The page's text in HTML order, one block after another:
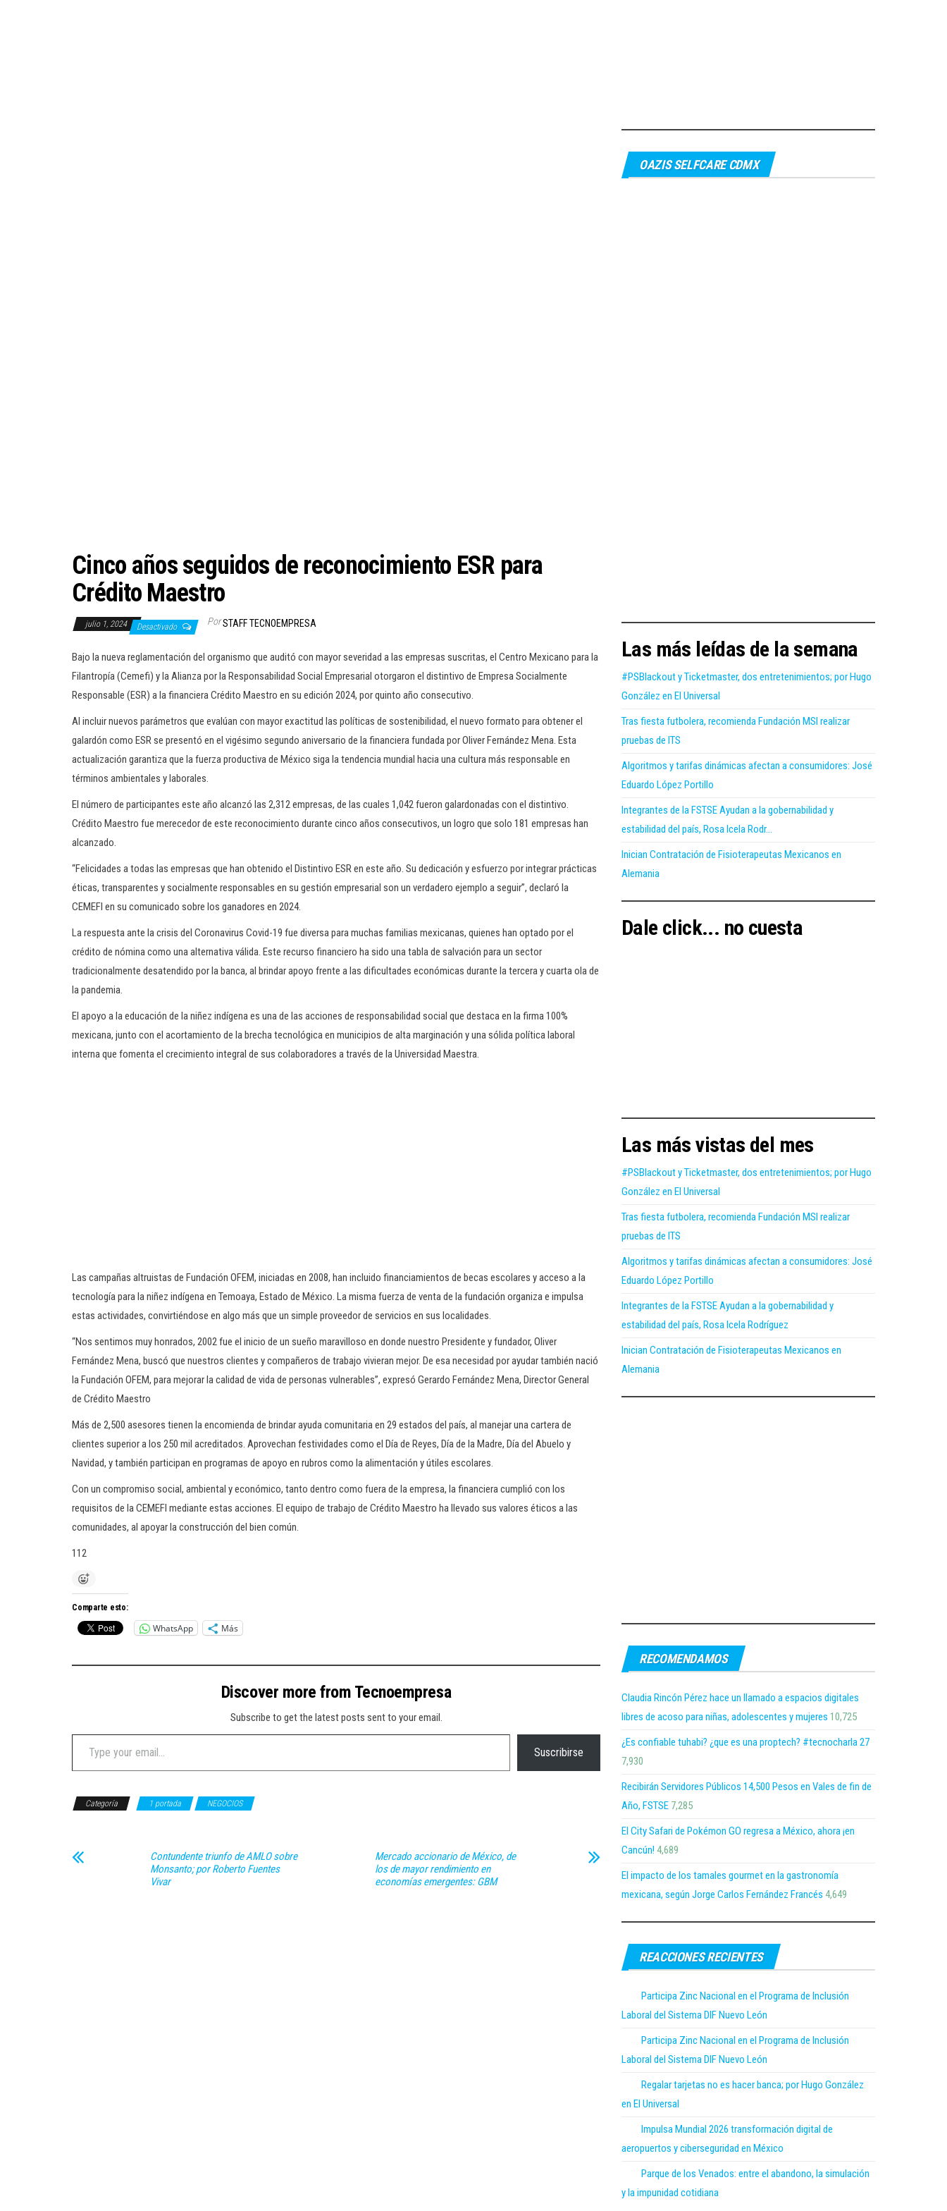
Cinco años seguidos de reconocimiento ESR para
Crédito Maestro
julio 1, 2024 Desactivado PorSTAFF TECNOEMPRESA
Bajo la nueva reglamentación del organismo que auditó con mayor severidad a las empresas suscritas, el Centro Mexicano para la
Filantropía (Cemefi) y la Alianza por la Responsabilidad Social Empresarial otorgaron el distintivo de Empresa Socialmente
Responsable (ESR) a la financiera Crédito Maestro en su edición 2024, por quinto año consecutivo.
Al incluir nuevos parámetros que evalúan con mayor exactitud las políticas de sostenibilidad, el nuevo formato para obtener el
galardón como ESR se presentó en el vigésimo segundo aniversario de la financiera fundada por Oliver Fernández Mena. Esta
actualización garantiza que la fuerza productiva de México siga la tendencia mundial hacia una cultura más responsable en
términos ambientales y laborales.
El número de participantes este año alcanzó las 2,312 empresas, de las cuales 1,042 fueron galardonadas con el distintivo.
Crédito Maestro fue merecedor de este reconocimiento durante cinco años consecutivos, un logro que solo 181 empresas han
alcanzado.
“Felicidades a todas las empresas que han obtenido el Distintivo ESR en este año. Su dedicación y esfuerzo por integrar prácticas
éticas, transparentes y socialmente responsables en su gestión empresarial son un verdadero ejemplo a seguir”, declaró la
CEMEFI en su comunicado sobre los ganadores en 2024.
La respuesta ante la crisis del Coronavirus Covid-19 fue diversa para muchas familias mexicanas, quienes han optado por el
crédito de nómina como una alternativa válida. Este recurso financiero ha sido una tabla de salvación para un sector
tradicionalmente desatendido por la banca, al brindar apoyo frente a las dificultades económicas durante la tercera y cuarta ola de
la pandemia.
El apoyo a la educación de la niñez indígena es una de las acciones de responsabilidad social que destaca en la firma 100%
mexicana, junto con el acortamiento de la brecha tecnológica en municipios de alta marginación y una sólida política laboral
interna que fomenta el crecimiento integral de sus colaboradores a través de la Universidad Maestra.
Las campañas altruistas de Fundación OFEM, iniciadas en 2008, han incluido financiamientos de becas escolares y acceso a la
tecnología para la niñez indígena en Temoaya, Estado de México. La misma fuerza de venta de la fundación organiza e impulsa
estas actividades, convirtiéndose en algo más que un simple proveedor de servicios en sus localidades.
“Nos sentimos muy honrados, 2002 fue el inicio de un sueño maravilloso en donde nuestro Presidente y fundador, Oliver
Fernández Mena, buscó que nuestros clientes y compañeros de trabajo vivieran mejor. De esa necesidad por ayudar también nació
la Fundación OFEM, para mejorar la calidad de vida de personas vulnerables”, expresó Gerardo Fernández Mena, Director General
de Crédito Maestro
Más de 2,500 asesores tienen la encomienda de brindar ayuda comunitaria en 29 estados del país, al manejar una cartera de
clientes superior a los 250 mil acreditados. Aprovechan festividades como el Día de Reyes, Día de la Madre, Día del Abuelo y
Navidad, y también participan en programas de apoyo en rubros como la alimentación y útiles escolares.
Con un compromiso social, ambiental y económico, tanto dentro como fuera de la empresa, la financiera cumplió con los
requisitos de la CEMEFI mediante estas acciones. El equipo de trabajo de Crédito Maestro ha llevado sus valores éticos a las
comunidades, al apoyar la construcción del bien común.
112
Comparte esto:
WhatsApp Más
Discover more from Tecnoempresa
Subscribe to get the latest posts sent to your email.
Type your email…
Suscribirse
Categoría 1 portada NEGOCIOS
Contundente triunfo de AMLO sobre
Monsanto; por Roberto Fuentes
Vivar
Mercado accionario de México, de
los de mayor rendimiento en
economías emergentes: GBM
OAZIS SELFCARE CDMX
Las más leídas de la semana
#PSBlackout y Ticketmaster, dos entretenimientos; por Hugo
González en El Universal
Tras fiesta futbolera, recomienda Fundación MSI realizar
pruebas de ITS
Algoritmos y tarifas dinámicas afectan a consumidores: José
Eduardo López Portillo
Integrantes de la FSTSE Ayudan a la gobernabilidad y
estabilidad del país, Rosa Icela Rodr...
Inician Contratación de Fisioterapeutas Mexicanos en
Alemania
Dale click... no cuesta
Las más vistas del mes
#PSBlackout y Ticketmaster, dos entretenimientos; por Hugo
González en El Universal
Tras fiesta futbolera, recomienda Fundación MSI realizar
pruebas de ITS
Algoritmos y tarifas dinámicas afectan a consumidores: José
Eduardo López Portillo
Integrantes de la FSTSE Ayudan a la gobernabilidad y
estabilidad del país, Rosa Icela Rodríguez
Inician Contratación de Fisioterapeutas Mexicanos en
Alemania
RECOMENDAMOS
Claudia Rincón Pérez hace un llamado a espacios digitales
libres de acoso para niñas, adolescentes y mujeres 10,725
¿Es confiable tuhabi? ¿que es una proptech? #tecnocharla 27
7,930
Recibirán Servidores Públicos 14,500 Pesos en Vales de fin de
Año, FSTSE 7,285
El City Safari de Pokémon GO regresa a México, ahora ¡en
Cancún! 4,689
El impacto de los tamales gourmet en la gastronomía
mexicana, según Jorge Carlos Fernández Francés 4,649
REACCIONES RECIENTES
Participa Zinc Nacional en el Programa de Inclusión
Laboral del Sistema DIF Nuevo León
Participa Zinc Nacional en el Programa de Inclusión
Laboral del Sistema DIF Nuevo León
Regalar tarjetas no es hacer banca; por Hugo González
en El Universal
Impulsa Mundial 2026 transformación digital de
aeropuertos y ciberseguridad en México
Parque de los Venados: entre el abandono, la simulación
y la impunidad cotidiana